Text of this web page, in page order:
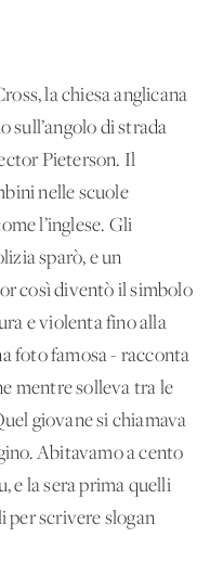
la chiesa anglicana
sull’angolo di strada
Pieterson. Il
nelle scuole
l’inglese. Gli
sparò, e un
così diventò il simbolo
e violenta fino alla
foto famosa - racconta
mentre solleva tra le
giovane si chiamava
Abitavamo a cento
e la sera prima quelli
per scrivere slogan